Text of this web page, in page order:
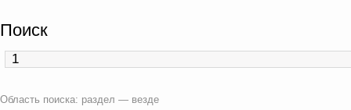
Поиск
Область поиска: раздел — везде